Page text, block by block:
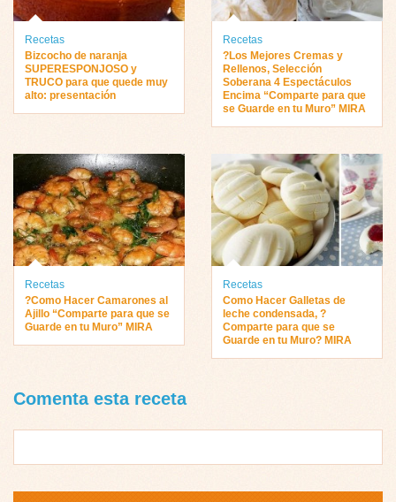
Recetas
Bizcocho de naranja
SUPERESPONJOSO y
TRUCO para que quede muy
alto: presentación
Recetas
?Los Mejores Cremas y
Rellenos, Selección
Soberana 4 Espectáculos
Encima “Comparte para que
se Guarde en tu Muro” MIRA
Recetas
?Como Hacer Camarones al
Ajillo “Comparte para que se
Guarde en tu Muro” MIRA
Recetas
Como Hacer Galletas de
leche condensada, ?
Comparte para que se
Guarde en tu Muro? MIRA
Comenta esta receta